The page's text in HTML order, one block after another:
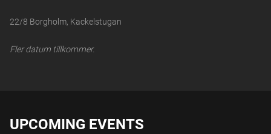
22/8 Borgholm, Kackelstugan
Fler datum tillkommer.
UPCOMING EVENTS